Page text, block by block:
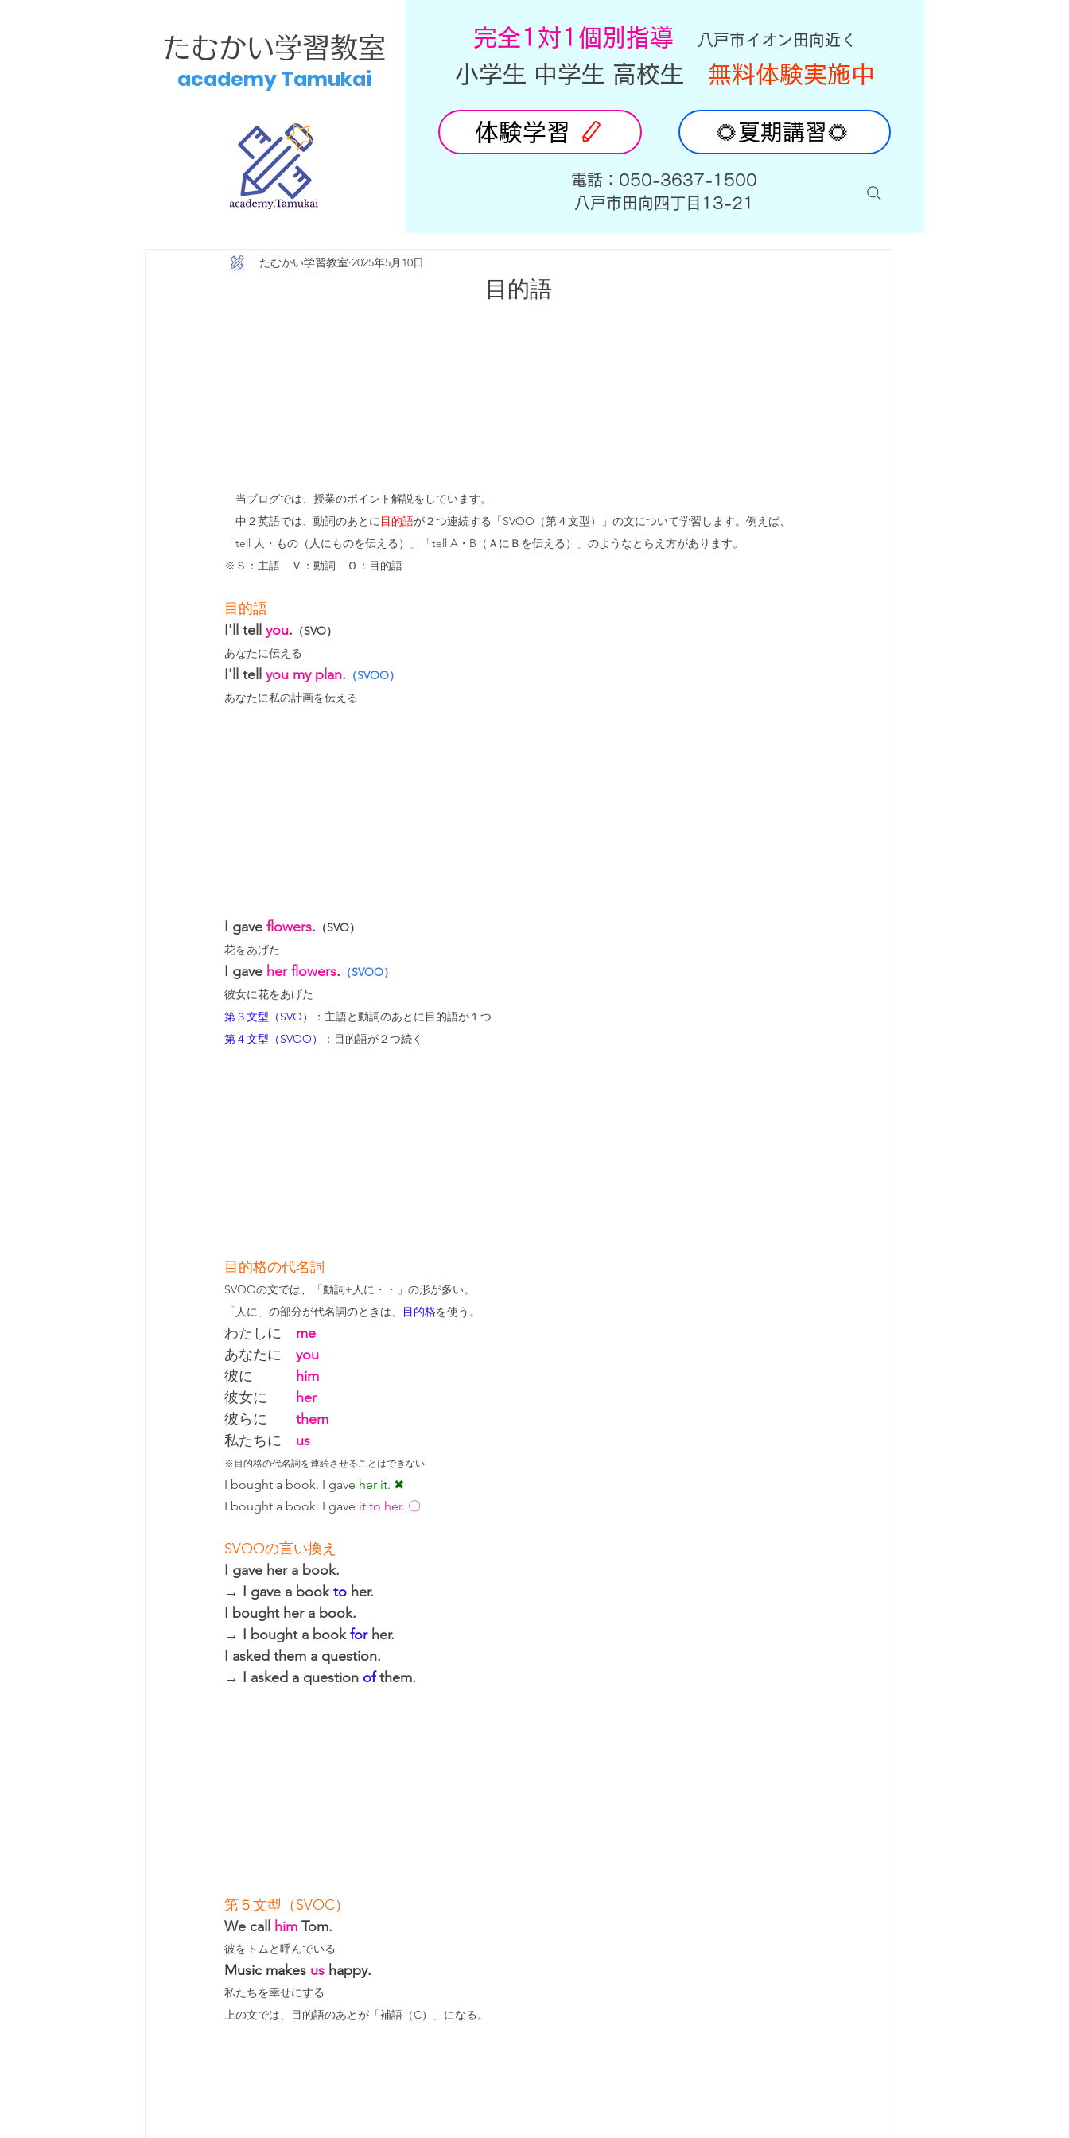
たむかい学習教室
academy Tamukai
​完全1対1個別指導 八戸市イオン田向近く
小学生 中学生 高校生 無料体験実施中
体験学習 🌻夏期講習🌻
​電話：050-3637-1500
​八戸市田向四丁目13-21
たむかい学習教室 2025年5月10日
目的語
当ブログでは、授業のポイント解説をしています。
中２英語では、動詞のあとに目的語が２つ連続する「SVOO（第４文型）」の文について学習します。例えば、
「tell 人・もの（人にものを伝える）」「tell A・B（ＡにＢを伝える）」のようなとらえ方があります。
※Ｓ：主語　Ｖ：動詞　Ｏ：目的語
目的語
I'll tell you. （SVO）
あなたに伝える
I'll tell you my plan. （SVOO）
あなたに私の計画を伝える
I gave flowers. （SVO）
花をあげた
I gave her flowers. （SVOO）
彼女に花をあげた
第３文型（SVO）
：主語と動詞のあとに目的語が１つ
第４文型（SVOO）
：目的語が２つ続く
目的格の代名詞
SVOOの文では、「動詞+人に・・」の形が多い。
「人に」の部分が代名詞のときは、
目的格を使う。
わたしに me
あなたに you
彼に
him
彼女に
her
彼らに them
私たちに us
※目的格の代名詞を連続させることはできない
I bought a book. I gave her it. ✖
I bought a book. I gave it to her. 〇
SVOOの言い換え
I gave her a book.
→ I gave a book to her.
I bought her a book.
→ I bought a book for her.
I asked them a question.
→ I asked a question of them.
第５文型（SVOC）
We call him Tom.
彼をトムと呼んでいる
Music makes us happy.
私たちを幸せにする
上の文では、目的語のあとが「補語（C）」になる。